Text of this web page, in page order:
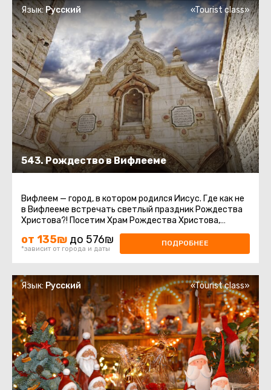
543. Рождество в Вифлееме
Язык:Русский «Tourist class»
Вифлеем — город, в котором родился Иисус. Где как не
в Вифлееме встречать светлый праздник Рождества
Христова?! Посетим Храм Рождества Христова,
от 135₪ до 576₪
*зависит от города и даты
ПОДРОБНЕЕ
Язык: Русский «Tourist class»